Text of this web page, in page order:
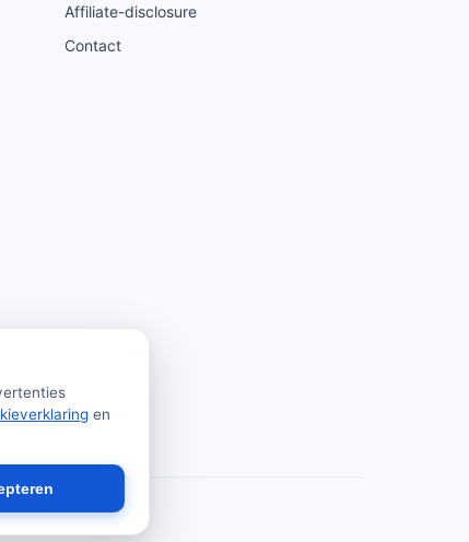
en
Affiliate-disclosure
Contact